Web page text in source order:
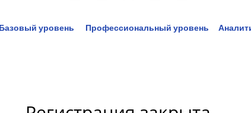
Базовый уровень Профессиональный уровень